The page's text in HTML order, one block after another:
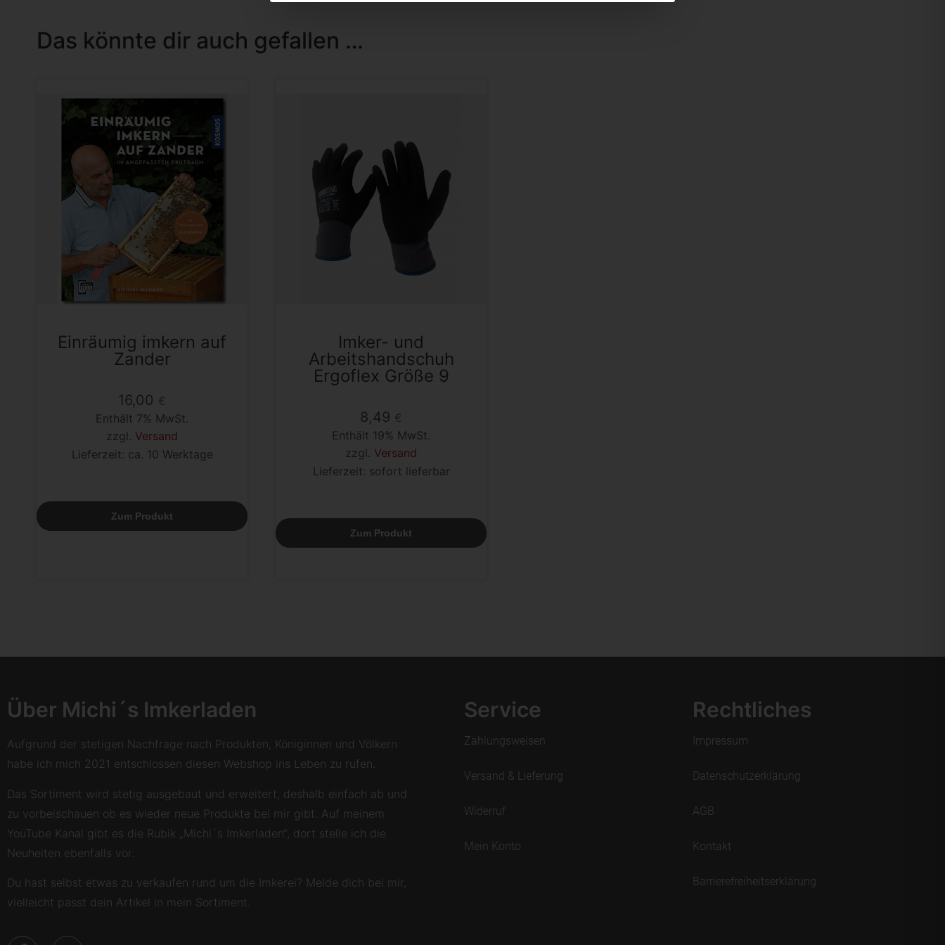
Das könnte dir auch gefallen …
Einräumig imkern auf
Zander
16,00 €
Enthält 7% MwSt.
zzgl. Versand
Lieferzeit: ca. 10 Werktage
Zum Produkt
Imker- und
Arbeitshandschuh
Ergoflex Größe 9
8,49 €
Enthält 19% MwSt.
zzgl. Versand
Lieferzeit: sofort lieferbar
Zum Produkt
Über Michi´s Imkerladen
Aufgrund der stetigen Nachfrage nach Produkten, Königinnen und Völkern
habe ich mich 2021 entschlossen diesen Webshop ins Leben zu rufen.
Das Sortiment wird stetig ausgebaut und erweitert, deshalb einfach ab und
zu vorbeischauen ob es wieder neue Produkte bei mir gibt. Auf meinem
YouTube Kanal gibt es die Rubik „Michi´s Imkerladen“, dort stelle ich die
Neuheiten ebenfalls vor.
Du hast selbst etwas zu verkaufen rund um die Imkerei? Melde dich bei mir,
vielleicht passt dein Artikel in mein Sortiment.
Service
Zahlungsweisen
Versand & Lieferung
Widerruf
Mein Konto
Rechtliches
Impressum
Datenschutzerklärung
AGB
Kontakt
Barrierefreiheitserklärung